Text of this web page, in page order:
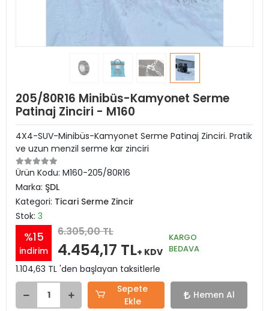
205/80R16 Minibüs-Kamyonet Serme
Patinaj Zinciri - M160
4X4-SUV-Minibüs-Kamyonet Serme Patinaj Zinciri. Pratik
ve uzun menzil serme kar zinciri
Ürün Kodu: M160-205/80R16
Marka: ŞDL
Kategori: Ticari Serme Zincir
Stok: 3
%15
indirim
6.305,00 TL
4.454,17 TL+ KDV
KARGO
BEDAVA
1.104,63 TL 'den başlayan taksitlerle
Sepete
Ekle
Hemen Al